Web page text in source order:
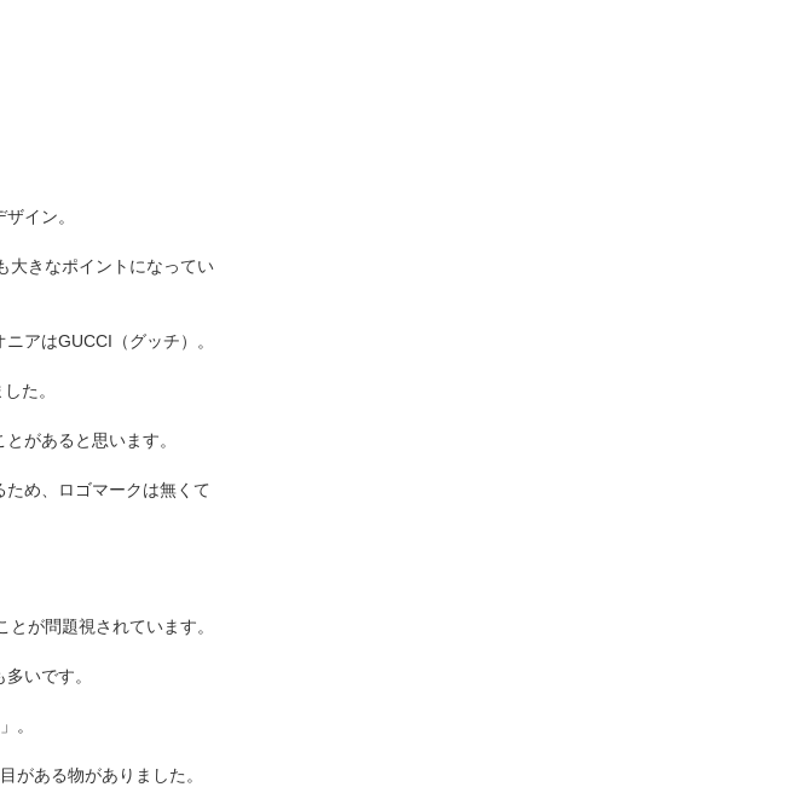
イン。
大きなポイントになってい
アはGUCCI（グッチ）。
た。
があると思います。
め、ロゴマークは無くて
が問題視されています。
いです。
。
がある物がありました。